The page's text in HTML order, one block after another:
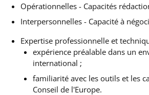
Opérationnelles - Capacités
Interpersonnelles - Capacité à
Expertise professionnelle et
expérience préalable dans un
international ;
familiarité avec les outils et les
Conseil de l'Europe.